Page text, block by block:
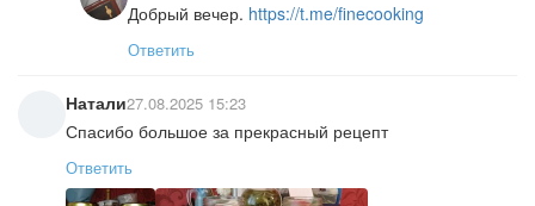
Добрый вечер. https://t.me/finecooking
Ответить
Натали27.08.2025 15:23
Спасибо большое за прекрасный рецепт
Ответить